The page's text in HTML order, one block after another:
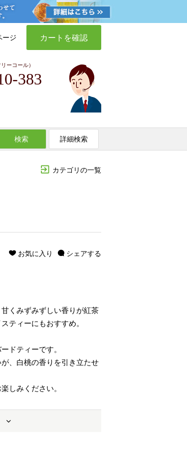
ージ カートを確認
ーコール）
383
検索 詳細検索
カテゴリの一覧
シェアする
お気に入り
くみずみずしい香りが紅茶
ティーにもおすすめ。
ドティーです。
、白桃の香りを引き立たせ
しみください。